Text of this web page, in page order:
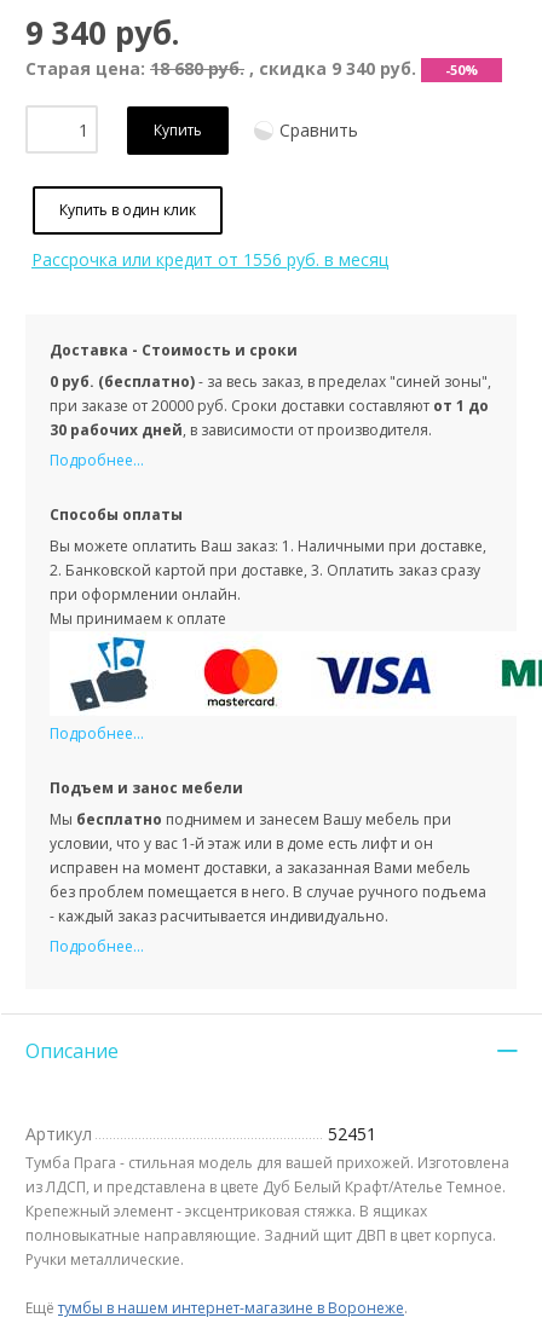
9 340 руб.
Старая цена: 18 680 руб. , скидка 9 340 руб. -50%
Купить Сравнить
Купить в один клик
Рассрочка или кредит от 1556 руб. в месяц
Доставка - Стоимость и сроки
0 руб. (бесплатно)- за весь заказ, в пределах "синей зоны",
при заказе от 20000 руб. Сроки доставки составляют от 1 до
30 рабочих дней, в зависимости от производителя.
Подробнее...
Способы оплаты
Вы можете оплатить Ваш заказ: 1. Наличными при доставке,
2. Банковской картой при доставке, 3. Оплатить заказ сразу
при оформлении онлайн.
Мы принимаем к оплате
Подробнее...
Подъем и занос мебели
Мы бесплатно поднимем и занесем Вашу мебель при
условии, что у вас 1-й этаж или в доме есть лифт и он
исправен на момент доставки, а заказанная Вами мебель
без проблем помещается в него. В случае ручного подъема
- каждый заказ расчитывается индивидуально.
Подробнее...
Описание
Артикул 52451
Тумба Прага - стильная модель для вашей прихожей. Изготовлена
из ЛДСП, и представлена в цвете Дуб Белый Крафт/Ателье Темное.
Крепежный элемент - эксцентриковая стяжка. В ящиках
полновыкатные направляющие. Задний щит ДВП в цвет корпуса.
Ручки металлические.
Ещётумбы в нашем интернет-магазине в Воронеже.